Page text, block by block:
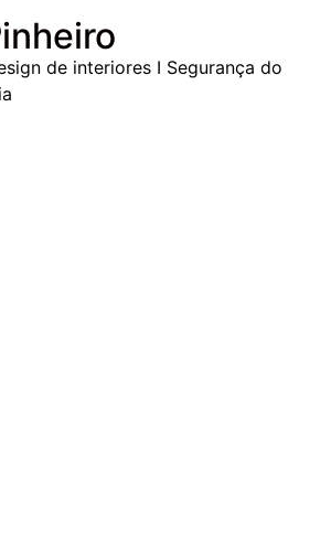
de interiores I Segurança do